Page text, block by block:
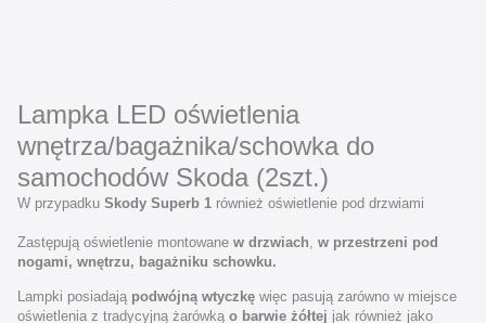
Lampka LED oświetlenia
wnętrza/bagażnika/schowka do
samochodów Skoda (2szt.)
W przypadku Skody Superb 1 również oświetlenie pod drzwiami
Zastępują oświetlenie montowane w drzwiach, w przestrzeni pod
nogami, wnętrzu, bagażniku schowku.
Lampki posiadają podwójną wtyczkę więc pasują zarówno w miejsce
oświetlenia z tradycyjną żarówką o barwie żółtej jak również jako